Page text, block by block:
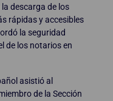
descarga de los
rápidas y accesibles
la seguridad
de los notarios en
asistió al
de la Sección